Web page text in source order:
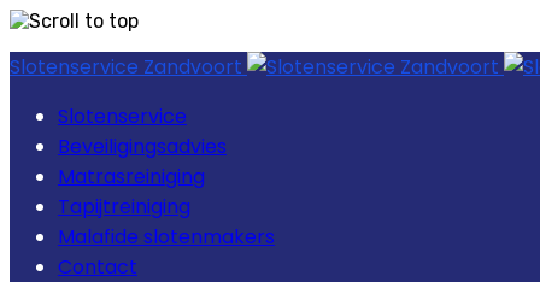
Skip
content
Slotenservice Zandvoort
Slotenservice
Beveiligingsadvies
Matrasreiniging
Tapijtreiniging
Malafide slotenmakers
Contact